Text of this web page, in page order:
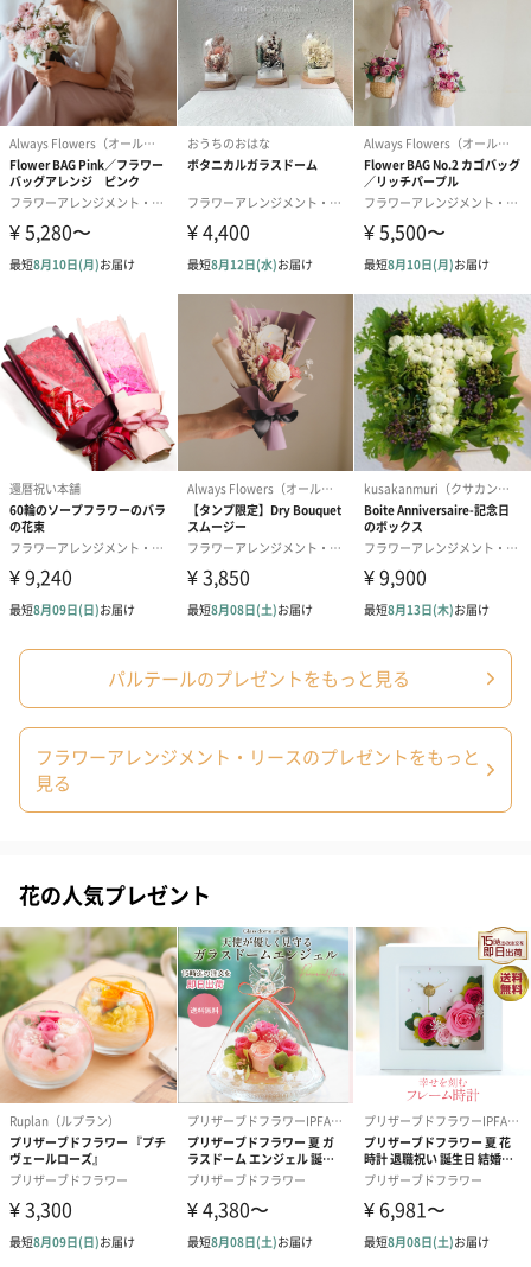
パルテールのプレゼントをもっと見る
フラワーアレンジメント・リースのプレゼントをもっと
見る
花の人気プレゼント